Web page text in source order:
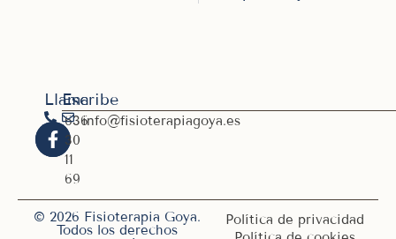
Llama
636
30
11
69
Escribe
info@fisioterapiagoya.es
© 2026 Fisioterapia Goya.
Todos los derechos
Política de privacidad